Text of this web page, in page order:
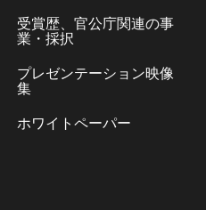
受賞歴、官公庁関連の事
業・採択
プレゼンテーション映像
集
ホワイトペーパー